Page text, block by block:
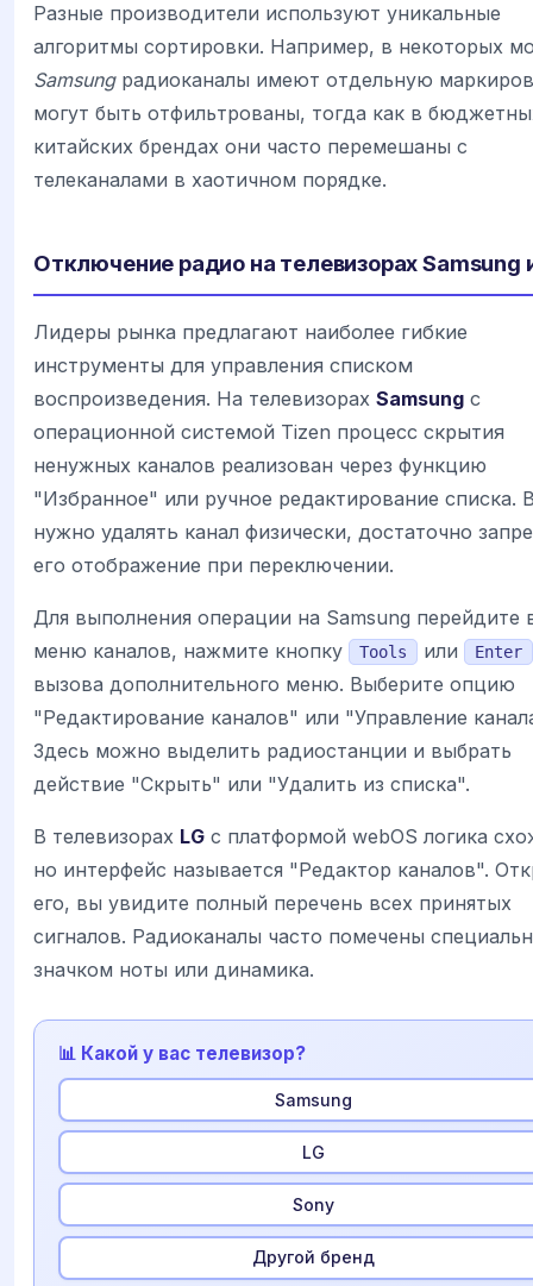
Разные производители используют уникальные
алгоритмы сортировки. Например, в некоторых
Samsungрадиоканалы имеют отдельную
могут быть отфильтрованы, тогда как в
китайских брендах они часто перемешаны с
телеканалами в хаотичном порядке.
Отключение радио на телевизорах Samsung
Лидеры рынка предлагают наиболее гибкие
инструменты для управления списком
воспроизведения. На телевизорах Samsung с
операционной системой Tizen процесс скрытия
ненужных каналов реализован через функцию
"Избранное" или ручное редактирование списка.
нужно удалять канал физически, достаточно
его отображение при переключении.
Для выполнения операции на Samsung перейдите
меню каналов, нажмите кнопку
Tools или Enter
вызова дополнительного меню. Выберите опцию
"Редактирование каналов" или "Управление
Здесь можно выделить радиостанции и выбрать
действие "Скрыть" или "Удалить из списка".
В телевизорах LG с платформой webOS логика
но интерфейс называется "Редактор каналов".
его, вы увидите полный перечень всех принятых
сигналов. Радиоканалы часто помечены
значком ноты или динамика.
📊 Какой у вас телевизор?
Samsung
LG
Sony
Другой бренд